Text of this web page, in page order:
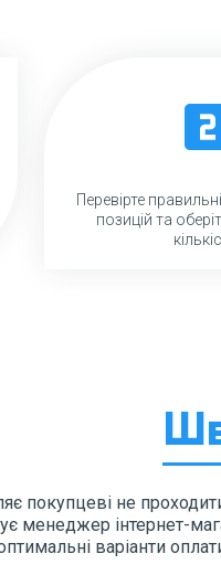
Перевірте
позицій та
покупцеві не
менеджер інтернет-
варіанти